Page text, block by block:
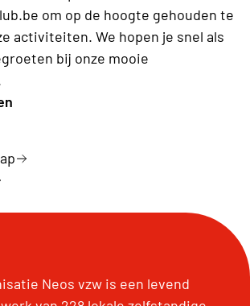
om op de hoogte gehouden te
activiteiten. We hopen je snel als
bij onze mooie
Neos vzw is een levend